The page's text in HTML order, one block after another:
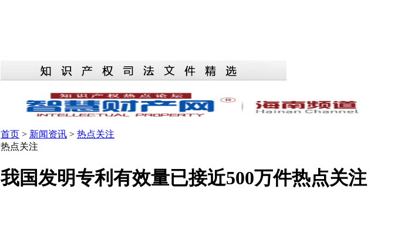
首页 > 新闻资讯 > 热点关注
热点关注
我国发明专利有效量已接近500万件热点关注